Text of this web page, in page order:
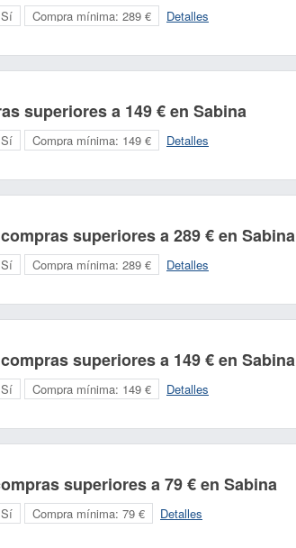
Sí Compra mínima: 289 € Detalles
superiores a 149 € en Sabina
Sí Compra mínima: 149 € Detalles
superiores a 289 € en Sabina
Sí Compra mínima: 289 € Detalles
superiores a 149 € en Sabina
Sí Compra mínima: 149 € Detalles
superiores a 79 € en Sabina
Sí Compra mínima: 79 € Detalles